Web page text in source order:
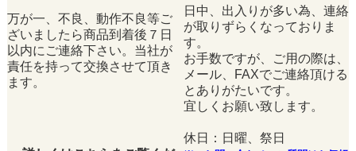
日中、出入りが多い為、連絡
が取りずらくなっておりま
す。
お手数ですが、ご用の際は、
メール、FAXでご連絡頂ける
とありがたいです。
宜しくお願い致します。
休日：日曜、祭日
万が一、不良、動作不良等ご
ざいましたら商品到着後７日
以内にご連絡下さい。当社が
責任を持って交換させて頂き
ます。